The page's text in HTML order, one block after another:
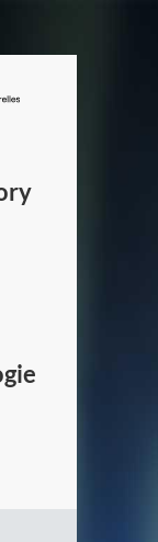
/
Canada